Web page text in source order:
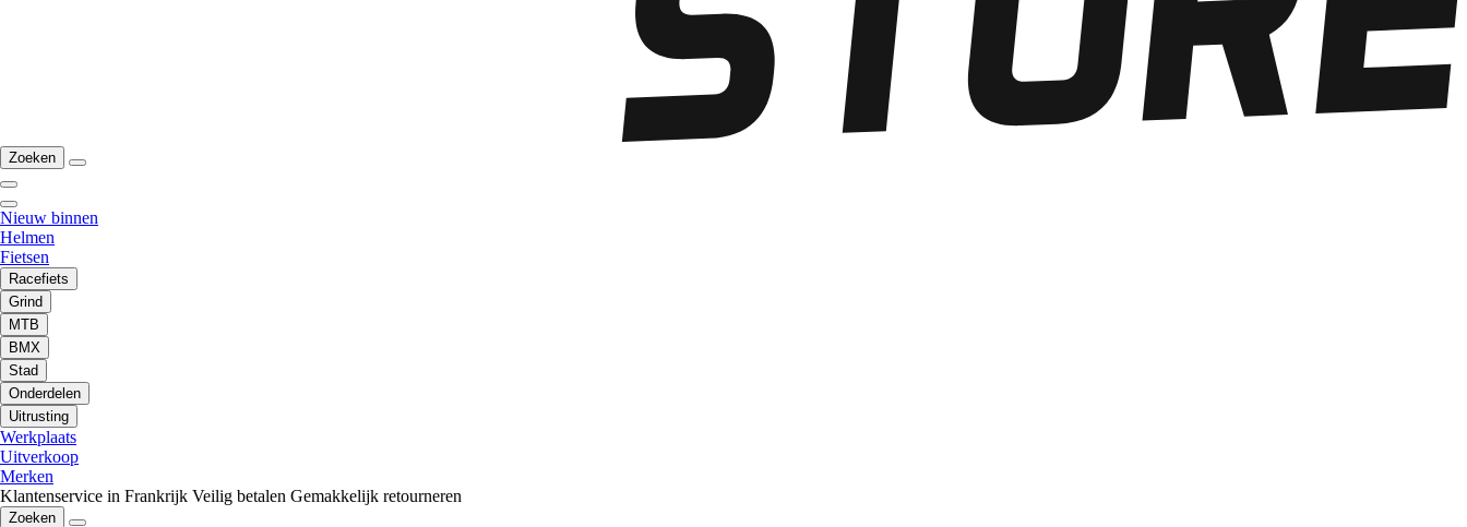
Zoeken
Nieuw binnen
Helmen
Fietsen
Racefiets
Grind
MTB
BMX
Stad
Onderdelen
Uitrusting
Werkplaats
Uitverkoop
Merken
Klantenservice in Frankrijk Veilig betalen Gemakkelijk retourneren
Zoeken